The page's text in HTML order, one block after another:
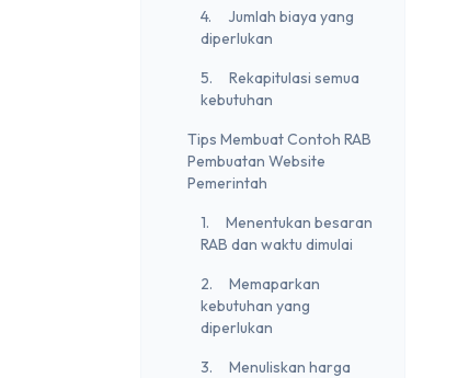
4. Jumlah biaya yang
diperlukan
5. Rekapitulasi semua
kebutuhan
Tips Membuat Contoh RAB
Pembuatan Website
Pemerintah
1. Menentukan besaran
RAB dan waktu dimulai
2. Memaparkan
kebutuhan yang
diperlukan
3. Menuliskan harga